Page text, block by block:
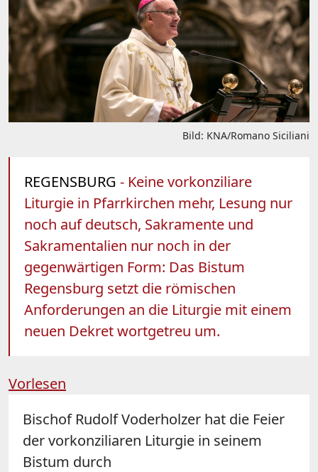
Bild: KNA/Romano Siciliani
REGENSBURG - Keine vorkonziliare
Liturgie in Pfarrkirchen mehr, Lesung nur
noch auf deutsch, Sakramente und
Sakramentalien nur noch in der
gegenwärtigen Form: Das Bistum
Regensburg setzt die römischen
Anforderungen an die Liturgie mit einem
neuen Dekret wortgetreu um.
Vorlesen
Bischof Rudolf Voderholzer hat die Feier
der vorkonziliaren Liturgie in seinem
Bistum durch